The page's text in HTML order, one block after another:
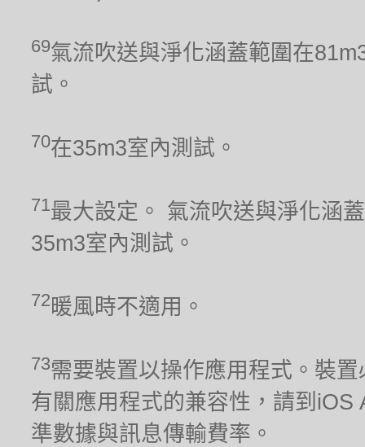
69氣流吹送與淨化涵蓋範圍在
試。
70在35m3室內測試。
71最大設定。 氣流吹送與淨化涵
35m3室內測試。
72 暖風時不適用。
73需要裝置以操作應用程式。裝
有關應用程式的兼容性，請到
準數據與訊息傳輸費率。